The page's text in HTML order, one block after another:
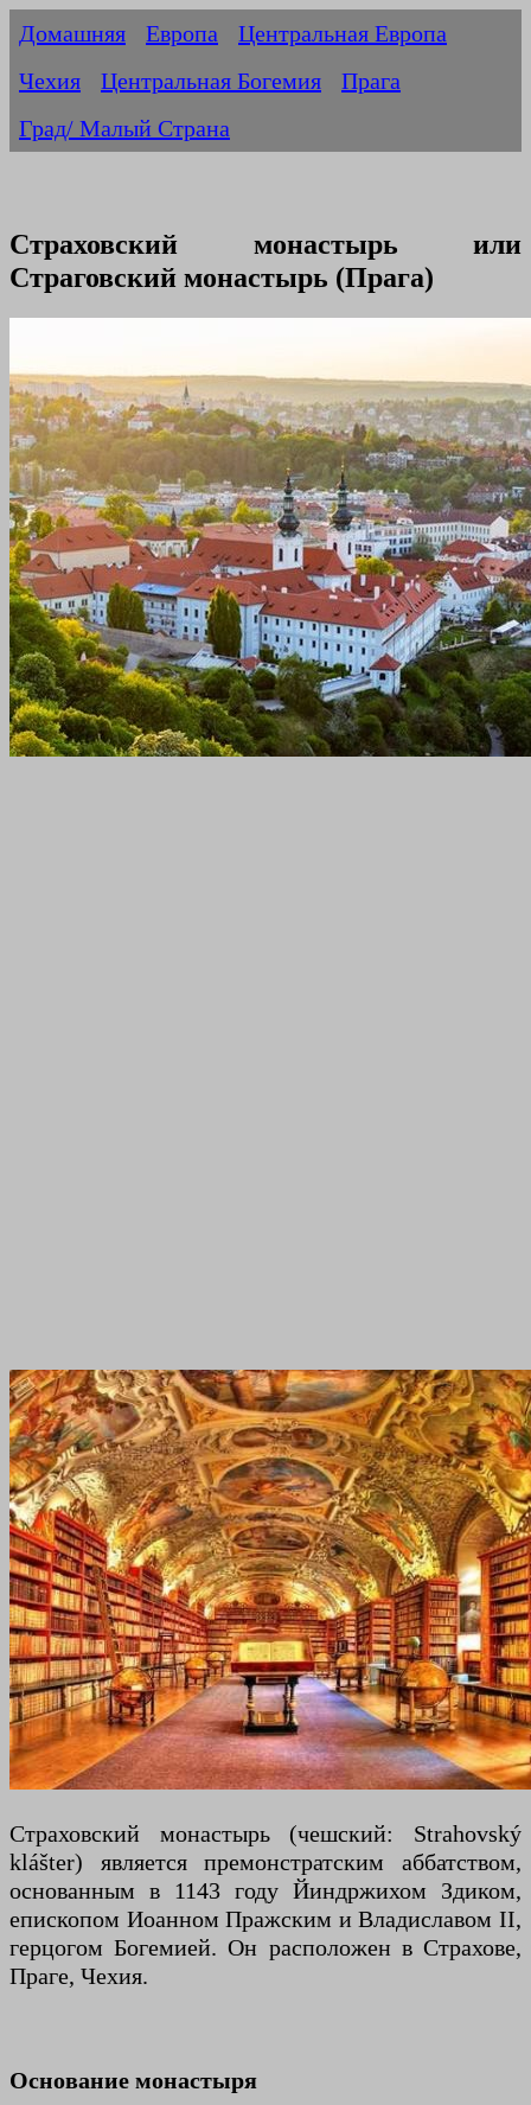
Домашняя Европа
Центральная Европа
Чехия
Центральная Богемия
Прага
Град/ Малый Страна
Страховский монастырь или
Страговский монастырь (Прага)
Страховский монастырь (чешский: Strahovský
klášter) является премонстратским аббатством,
основанным в 1143 году Йиндржихом Здиком,
епископом Иоанном Пражским и Владиславом II,
герцогом Богемией. Он расположен в Страхове,
Праге, Чехия.
Основание монастыря